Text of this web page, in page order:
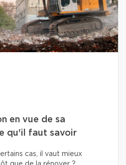
en vue de sa
qu'il faut savoir
cas, il vaut mieux